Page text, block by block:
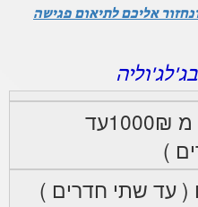
אליכם לתיאום פגישה
מחיר הובלות לעסקים מ 1000₪עד
( עד שתי חדרים )